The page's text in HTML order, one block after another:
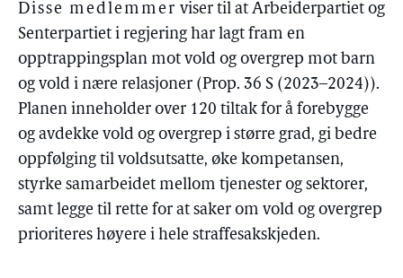
Disse medlemmer viser til at Arbeiderpartiet og
Senterpartiet i regjering har lagt fram en
opptrappingsplan mot vold og overgrep mot barn
og vold i nære relasjoner (Prop. 36 S (2023–2024)).
Planen inneholder over 120 tiltak for å forebygge
og avdekke vold og overgrep i større grad, gi bedre
oppfølging til voldsutsatte, øke kompetansen,
styrke samarbeidet mellom tjenester og sektorer,
samt legge til rette for at saker om vold og overgrep
prioriteres høyere i hele straffesakskjeden.